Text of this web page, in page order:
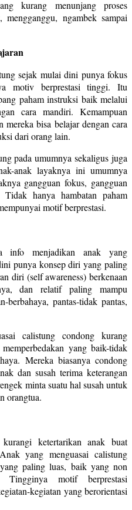
kurang menunjang proses
mengganggu, ngambek sampai
sejak mulai dini punya fokus
motiv berprestasi tinggi. Itu
paham instruksi baik melalui
cara mandiri. Kemampuan
mereka bisa belajar dengan cara
dari orang lain.
pada umumnya sekaligus juga
anak layaknya ini umumnya
gangguan fokus, gangguan
hanya hambatan paham
motif berprestasi.
info menjadikan anak yang
punya konsep diri yang paling
diri (self awareness) berkenaan
dan relatif paling mampu
berbahaya, pantas-tidak pantas,
calistung condong kurang
yang baik-tidak
Mereka biasanya condong
dan susah terima keterangan
minta suatu hal susah untuk
orangtua.
ketertarikan anak buat
yang menguasai calistung
paling luas, baik yang non
Tingginya motif berprestasi
kegiatan yang berorientasi